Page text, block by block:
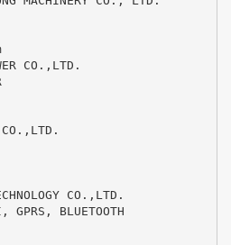
CO.,LTD.
CO.,LTD.
CO.,LTD.
GPRS, BLUETOOTH